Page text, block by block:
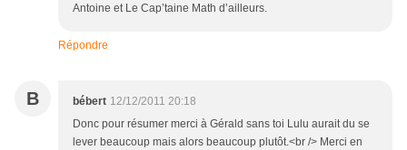
Antoine et Le Cap’taine Math d’ailleurs.
Répondre
B bébert 12/12/2011 20:18
Donc pour résumer merci à Gérald sans toi Lulu aurait du se
lever beaucoup mais alors beaucoup plutôt.<br /> Merci en